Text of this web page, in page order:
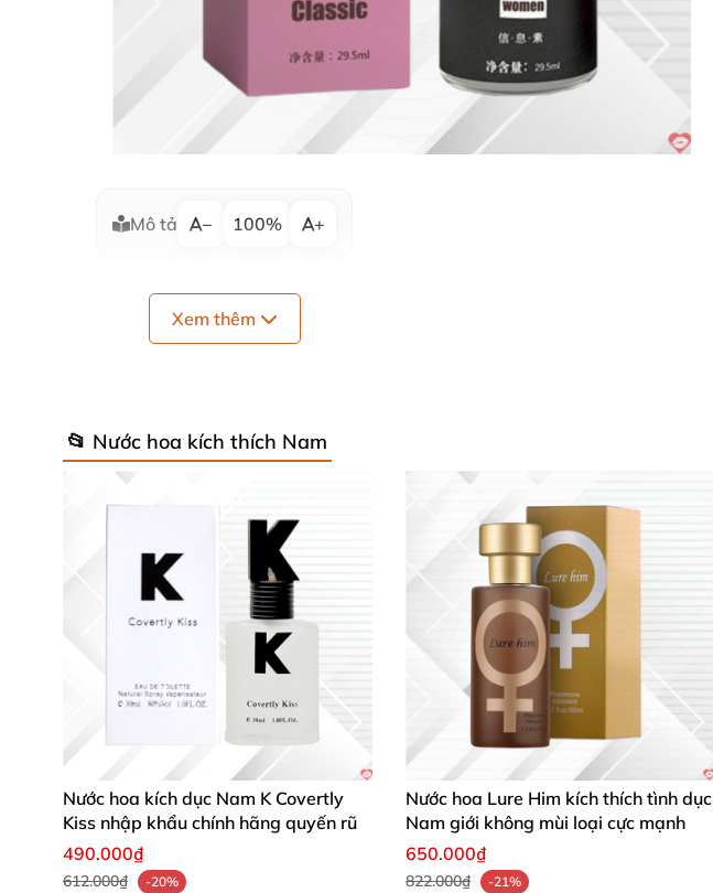
Mô tả − 100% +
Xem thêm
📂 Nước hoa kích thích Nam
Nước hoa kích dục Nam K Covertly
Kiss nhập khẩu chính hãng quyến rũ
490.000₫
612.000₫
-20%
Nước hoa Lure Him kích thích tình dục
Nam giới không mùi loại cực mạnh
650.000₫
822.000₫
-21%